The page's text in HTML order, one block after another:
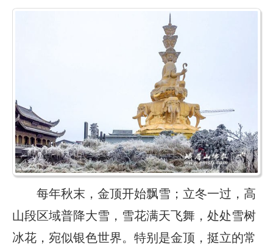
每年秋末，金顶开始飘雪；立冬一过，高
山段区域普降大雪，雪花满天飞舞，处处雪树
冰花，宛似银色世界。特别是金顶，挺立的常